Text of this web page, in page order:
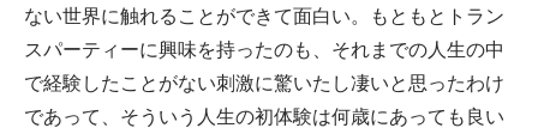
ない世界に触れることができて面白い。もともとトラン
スパーティーに興味を持ったのも、それまでの人生の中
で経験したことがない刺激に驚いたし凄いと思ったわけ
であって、そういう人生の初体験は何歳にあっても良い